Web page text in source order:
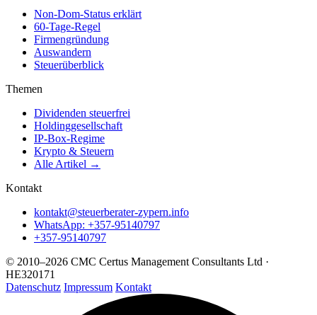
Non-Dom-Status erklärt
60-Tage-Regel
Firmengründung
Auswandern
Steuerüberblick
Themen
Dividenden steuerfrei
Holdinggesellschaft
IP-Box-Regime
Krypto & Steuern
Alle Artikel →
Kontakt
kontakt@steuerberater-zypern.info
WhatsApp: +357-95140797
+357-95140797
© 2010–2026 CMC Certus Management Consultants Ltd ·
HE320171
Datenschutz Impressum Kontakt